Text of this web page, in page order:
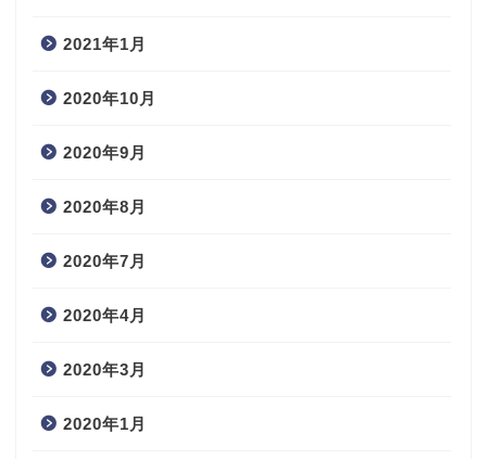
2021年1月
2020年10月
2020年9月
2020年8月
2020年7月
2020年4月
2020年3月
2020年1月